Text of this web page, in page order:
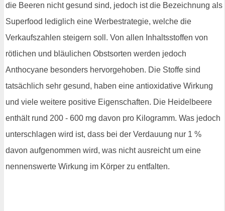
die Beeren nicht gesund sind, jedoch ist die Bezeichnung als
Superfood lediglich eine Werbestrategie, welche die
Verkaufszahlen steigern soll. Von allen Inhaltsstoffen von
rötlichen und bläulichen Obstsorten werden jedoch
Anthocyane besonders hervorgehoben. Die Stoffe sind
tatsächlich sehr gesund, haben eine antioxidative Wirkung
und viele weitere positive Eigenschaften. Die Heidelbeere
enthält rund 200 - 600 mg davon pro Kilogramm. Was jedoch
unterschlagen wird ist, dass bei der Verdauung nur 1 %
davon aufgenommen wird, was nicht ausreicht um eine
nennenswerte Wirkung im Körper zu entfalten.